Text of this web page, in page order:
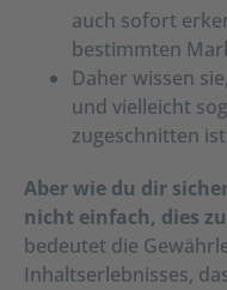
auch sofort
bestimmten
Daher wissen
und vielleicht
zugeschnitten
Aber wie du dir
nicht einfach, dies
bedeutet die
Inhaltserlebnisses,